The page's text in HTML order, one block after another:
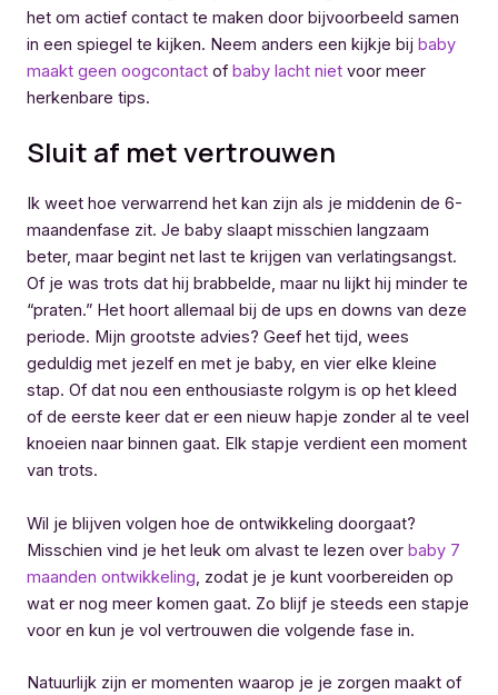
het om actief contact te maken door bijvoorbeeld samen
in een spiegel te kijken. Neem anders een kijkje bij baby
maakt geen oogcontact of baby lacht niet voor meer
herkenbare tips.
Sluit af met vertrouwen
Ik weet hoe verwarrend het kan zijn als je middenin de 6-
maandenfase zit. Je baby slaapt misschien langzaam
beter, maar begint net last te krijgen van verlatingsangst.
Of je was trots dat hij brabbelde, maar nu lijkt hij minder te
“praten.” Het hoort allemaal bij de ups en downs van deze
periode. Mijn grootste advies? Geef het tijd, wees
geduldig met jezelf en met je baby, en vier elke kleine
stap. Of dat nou een enthousiaste rolgym is op het kleed
of de eerste keer dat er een nieuw hapje zonder al te veel
knoeien naar binnen gaat. Elk stapje verdient een moment
van trots.
Wil je blijven volgen hoe de ontwikkeling doorgaat?
Misschien vind je het leuk om alvast te lezen over baby 7
maanden ontwikkeling, zodat je je kunt voorbereiden op
wat er nog meer komen gaat. Zo blijf je steeds een stapje
voor en kun je vol vertrouwen die volgende fase in.
Natuurlijk zijn er momenten waarop je je zorgen maakt of